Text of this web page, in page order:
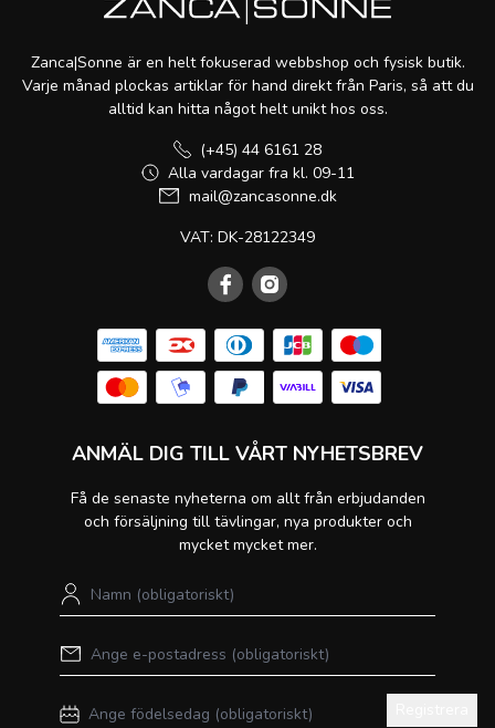
Zanca|Sonne är en helt fokuserad webbshop och fysisk butik.
Varje månad plockas artiklar för hand direkt från Paris, så att du
alltid kan hitta något helt unikt hos oss.
(+45) 44 6161 28
Alla vardagar fra kl. 09-11
mail@zancasonne.dk
VAT: DK-28122349
ANMÄL DIG TILL VÅRT NYHETSBREV
Få de senaste nyheterna om allt från erbjudanden
och försäljning till tävlingar, nya produkter och
mycket mycket mer.